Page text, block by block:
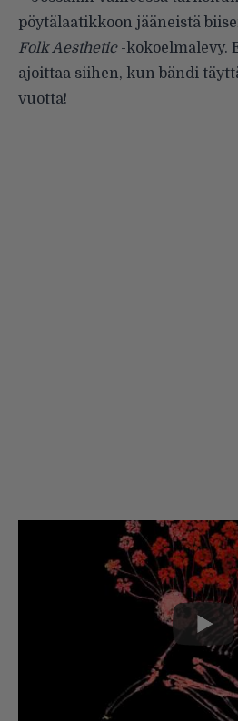
pöytälaatikkoon jääneistä
Folk Aesthetic-kokoelmalevy.
ajoittaa siihen, kun bändi
vuotta!